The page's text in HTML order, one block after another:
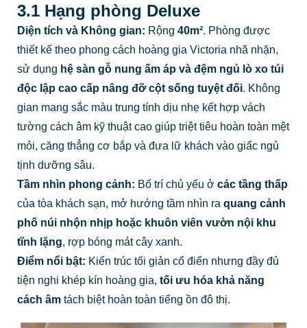
3.1 Hạng phòng Deluxe
Diện tích và Không gian: Rộng 40m². Phòng được
thiết kế theo phong cách hoàng gia Victoria nhã nhặn,
sử dụng hệ sàn gỗ nung ấm áp và đệm ngủ lò xo túi
độc lập cao cấp nâng đỡ cột sống tuyệt đối. Không
gian mang sắc màu trung tính dịu nhẹ kết hợp vách
tường cách âm kỹ thuật cao giúp triệt tiêu hoàn toàn mệt
mỏi, căng thẳng cơ bắp và đưa lữ khách vào giấc ngủ
tịnh dưỡng sâu.
Tầm nhìn phong cảnh: Bố trí chủ yếu ở các tầng thấp
của tòa khách sạn, mở hướng tầm nhìn ra quang cảnh
phố núi nhộn nhịp hoặc khuôn viên vườn nội khu
tĩnh lặng, rợp bóng mát cây xanh.
Điểm nổi bật: Kiến trúc tối giản cổ điển nhưng đầy đủ
tiện nghi khép kín hoàng gia, tối ưu hóa khả năng
cách âmtách biệt hoàn toàn tiếng ồn đô thị.